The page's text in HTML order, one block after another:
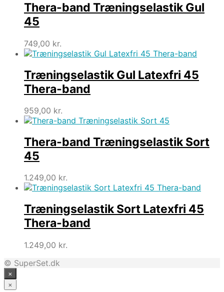
Thera-band Træningselastik Gul
45
749,00 kr.
Træningselastik Gul Latexfri 45
Thera-band
959,00 kr.
Thera-band Træningselastik Sort
45
1.249,00 kr.
Træningselastik Sort Latexfri 45
Thera-band
1.249,00 kr.
© SuperSet.dk
×
×